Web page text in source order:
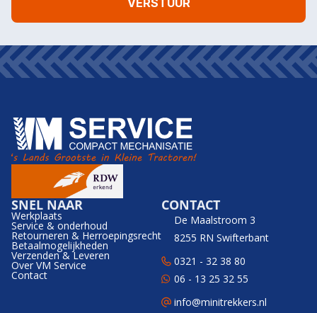
SNEL NAAR
Werkplaats
Service & onderhoud
Retourneren & Herroepingsrecht
Betaalmogelijkheden
Verzenden & Leveren
Over VM Service
Contact
CONTACT
De Maalstroom 3
8255 RN Swifterbant
0321 - 32 38 80
06 - 13 25 32 55
info@minitrekkers.nl